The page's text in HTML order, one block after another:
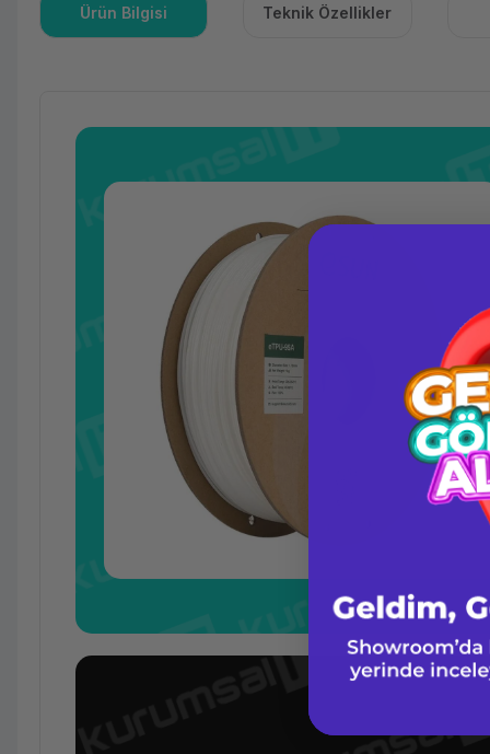
Ürün Bilgisi Teknik Özellikler